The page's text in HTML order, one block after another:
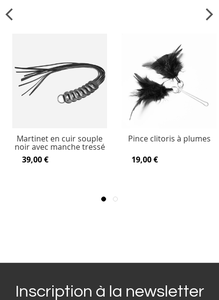
Martinet en cuir souple
noir avec manche tressé
39,00 €
Pince clitoris à plumes
19,00 €
Inscription à la newsletter